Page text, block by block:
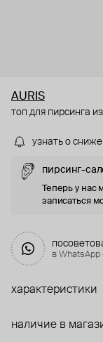
AURIS
топ для пирсинга
узнать о
пирсинг-
Теперь у
записаться
в
характеристики
наличие в